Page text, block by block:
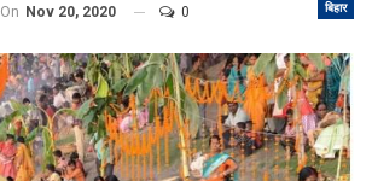
बिहार
On Nov 20, 2020 0